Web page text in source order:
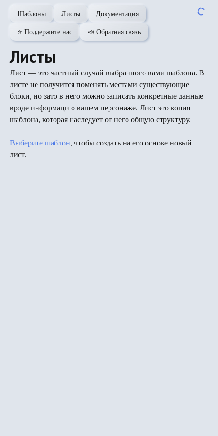
Шаблоны Листы Документация
⭐️ Поддержите нас 📣 Обратная связь
Листы
Лист — это частный случай выбранного вами шаблона. В
листе не получится поменять местами существующие
блоки, но зато в него можно записать конкретные данные
вроде информаци о вашем персонаже. Лист это копия
шаблона, которая наследует от него общую структуру.
Выберите шаблон, чтобы создать на его основе новый
лист.